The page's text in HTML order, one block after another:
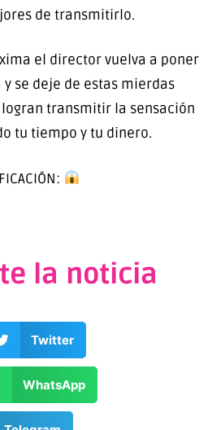
de transmitirlo.
el director vuelva a poner
se deje de estas mierdas
transmitir la sensación
tu tiempo y tu dinero.
la noticia
Twitter
WhatsApp